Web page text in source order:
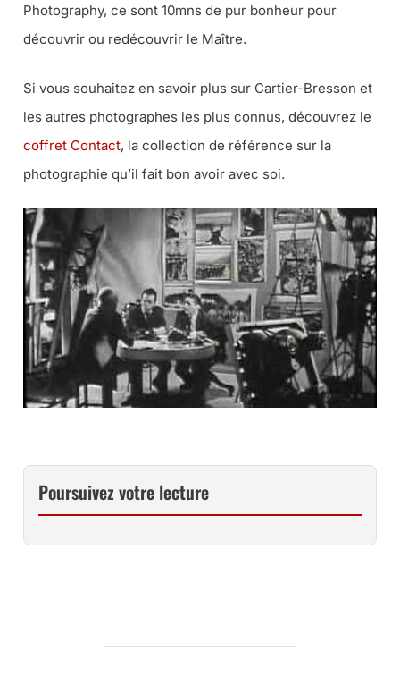
Photography, ce sont 10mns de pur bonheur pour
découvrir ou redécouvrir le Maître.
Si vous souhaitez en savoir plus sur Cartier-Bresson et
les autres photographes les plus connus, découvrez le
coffret Contact, la collection de référence sur la
photographie qu’il fait bon avoir avec soi.
Poursuivez votre lecture